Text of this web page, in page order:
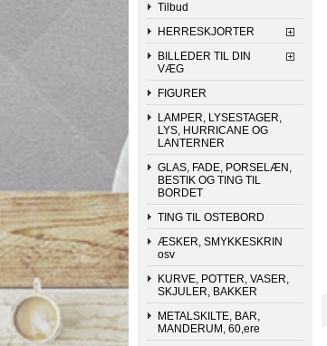
Tilbud
HERRESKJORTER
BILLEDER TIL DIN
VÆG
FIGURER
LAMPER, LYSESTAGER,
LYS, HURRICANE OG
LANTERNER
GLAS, FADE, PORSELÆN,
BESTIK OG TING TIL
BORDET
TING TIL OSTEBORD
ÆSKER, SMYKKESKRIN
osv
KURVE, POTTER, VASER,
SKJULER, BAKKER
METALSKILTE, BAR,
MANDERUM, 60,ere